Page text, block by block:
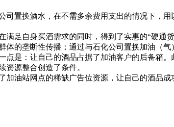
换酒水，在不需多余费用支出的情况下，用
足自身买酒需求的同时，得到了实惠的“硬通
垄断性传播；通过与石化公司置换加油（气
是：让自己的酒品占据了加油客户的后备箱
资源整合创造了条件。
站网点的稀缺广告位资源，让自己的酒品成